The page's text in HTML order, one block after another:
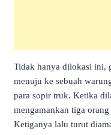
Tidak hanya dilokasi ini,
menuju ke sebuah
para sopir truk. Ketika
mengamankan tiga
Ketiganya lalu turut